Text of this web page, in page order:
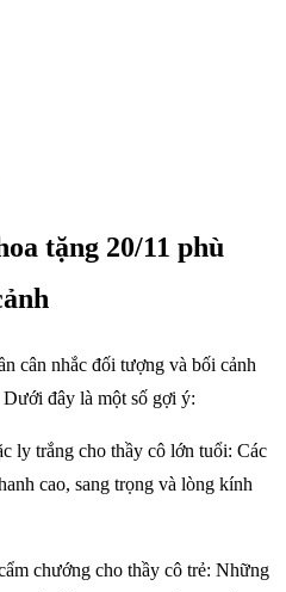
tặng 20/11 phù
cân nhắc đối tượng và bối cảnh
đây là một số gợi ý:
ly trắng cho thầy cô lớn tuổi: Các
cao, sang trọng và lòng kính
chướng cho thầy cô trẻ: Những